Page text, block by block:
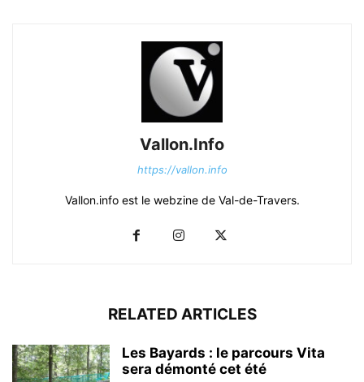
Vallon.Info
https://vallon.info
Vallon.info est le webzine de Val-de-Travers.
RELATED ARTICLES
Les Bayards : le parcours Vita
sera démonté cet été